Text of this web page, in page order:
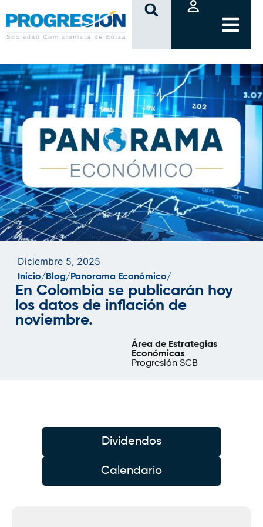
clic
Diciembre 5, 2025
Inicio/ Blog/ Panorama Económico/
En Colombia se publicarán hoy
los datos de inflación de
noviembre.
Área de Estrategias
Económicas
Progresión SCB
Dividendos
Calendario